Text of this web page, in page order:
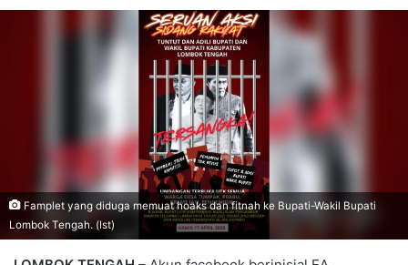
Famplet yang diduga memuat hoaks dan fitnah ke Bupati-Wakil Bupati
Lombok Tengah. (Ist)